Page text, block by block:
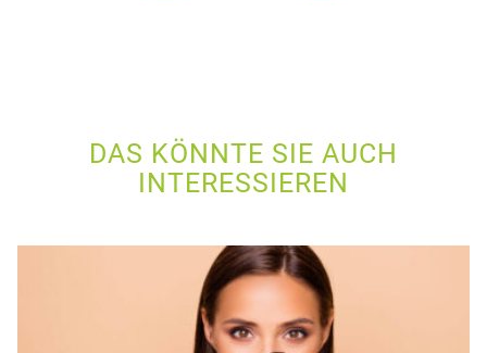
DAS KÖNNTE SIE AUCH
INTERESSIEREN